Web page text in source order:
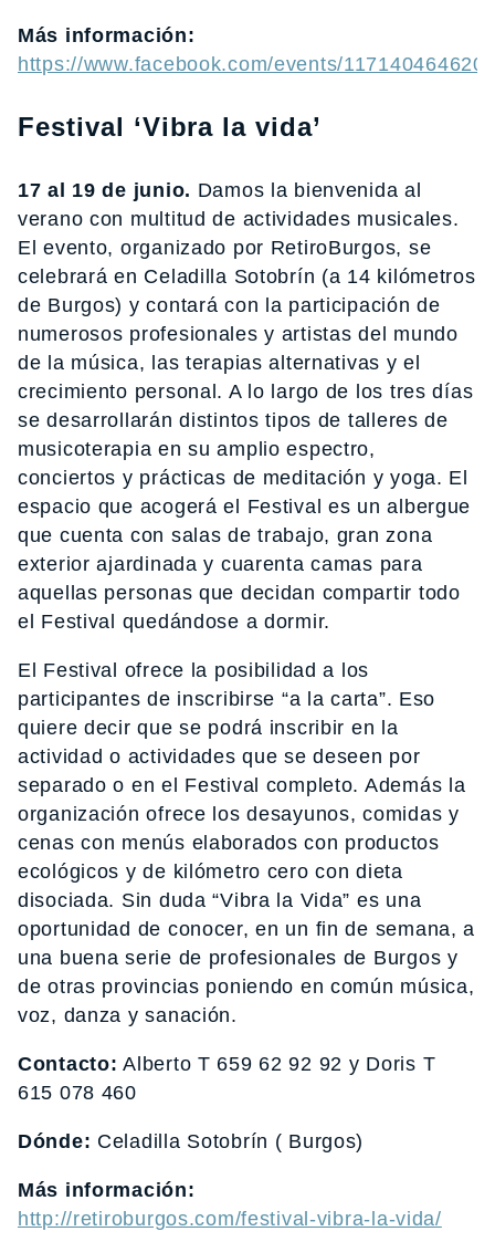
Más información:
https://www.facebook.com/events/
Festival ‘Vibra la vida’
17 al 19 de junio. Damos la bienvenida al
verano con multitud de actividades musicales.
El evento, organizado por RetiroBurgos, se
celebrará en Celadilla Sotobrín (a 14 kilómetros
de Burgos) y contará con la participación de
numerosos profesionales y artistas del mundo
de la música, las terapias alternativas y el
crecimiento personal. A lo largo de los tres días
se desarrollarán distintos tipos de talleres de
musicoterapia en su amplio espectro,
conciertos y prácticas de meditación y yoga. El
espacio que acogerá el Festival es un albergue
que cuenta con salas de trabajo, gran zona
exterior ajardinada y cuarenta camas para
aquellas personas que decidan compartir todo
el Festival quedándose a dormir.
El Festival ofrece la posibilidad a los
participantes de inscribirse “a la carta”. Eso
quiere decir que se podrá inscribir en la
actividad o actividades que se deseen por
separado o en el Festival completo. Además la
organización ofrece los desayunos, comidas y
cenas con menús elaborados con productos
ecológicos y de kilómetro cero con dieta
disociada. Sin duda “Vibra la Vida” es una
oportunidad de conocer, en un fin de semana, a
una buena serie de profesionales de Burgos y
de otras provincias poniendo en común música,
voz, danza y sanación.
Contacto: Alberto T 659 62 92 92 y Doris T
615 078 460
Dónde: Celadilla Sotobrín ( Burgos)
Más información:
http://retiroburgos.com/festival-vibra-la-vida/